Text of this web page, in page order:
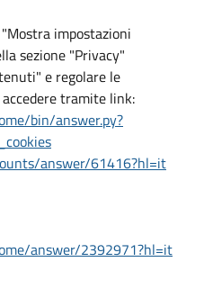
impostazioni
sezione "Privacy"
e regolare le
tramite link:
bin/answer.py?
answer/61416?hl=it
answer/2392971?hl=it